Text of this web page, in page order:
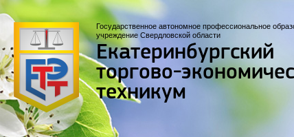
Государственное автономное профессиональное
учреждение Свердловской области
Екатеринбургский
торгово-
техникум